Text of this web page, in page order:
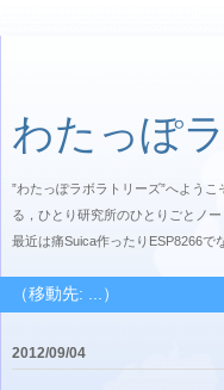
わたっぽ
”わたっぽラボラトリーズ”へよう
る，ひとり研究所のひとりごとノー
最近は痛Suica作ったりESP8266で
2012/09/04